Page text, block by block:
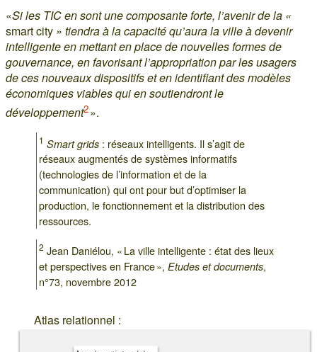
«Si les TIC en sont une composante forte, l’avenir de la «
smart city » tiendra à la capacité qu’aura la ville à devenir
intelligente en mettant en place de nouvelles formes de
gouvernance, en favorisant l’appropriation par les usagers
de ces nouveaux dispositifs et en identifiant des modèles
économiques viables qui en soutiendront le
développement2».
1 Smart grids : réseaux intelligents. Il s’agit de
réseaux augmentés de systèmes informatifs
(technologies de l’information et de la
communication) qui ont pour but d’optimiser la
production, le fonctionnement et la distribution des
ressources.
2 Jean Daniélou, « La ville intelligente : état des lieux
et perspectives en France »,Etudes et documents,
n°73, novembre 2012
Atlas relationnel :